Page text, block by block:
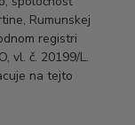
Rumunskej
registri
vl. č. 20199/L.
na tejto